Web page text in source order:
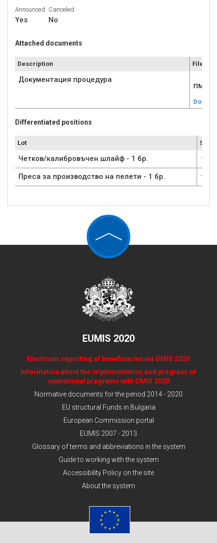
Announced
Yes
Canceled
No
Attached documents
Description File
Документация процедура
ПМС -
Differentiated positions
Lot
Четков/калибровъчен шлайф - 1 бр. 1
Преса за производство на пелети - 1 бр. 1
EUMIS 2020
Electronic reporting of beneficiaries via UMIS 2020
Information about the implementation and progress of
operational programs with UMIS 2020
Normative documents for the period 2014 - 2020
EU structural Funds in Bulgaria
European Commission portal
EUMIS 2007 - 2013
Glossary of terms and abbreviations in the system
Guide to working with the system
Accessibility Policy on the site
About the system